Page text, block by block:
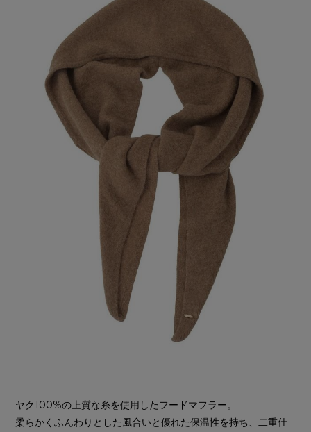
ヤク100%の上質な糸を使用したフードマフラー。
柔らかくふんわりとした風合いと優れた保温性を持ち、二重仕